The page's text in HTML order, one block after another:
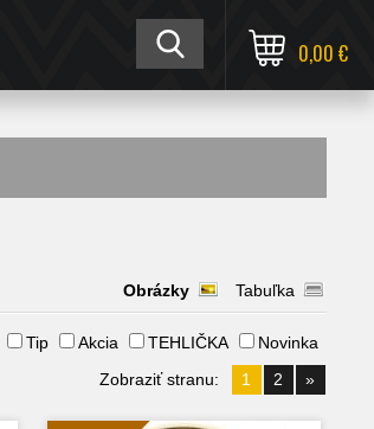
0,00 €
Obrázky Tabuľka
Tip Akcia TEHLIČKA
Novinka
Zobraziť stranu: 1 2 »